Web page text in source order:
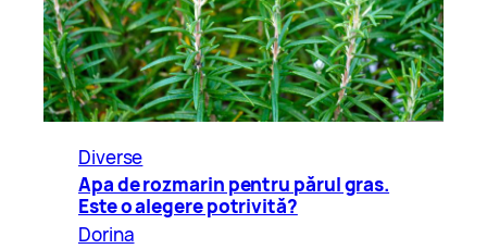
Diverse
Apa de rozmarin pentru părul gras.
Este o alegere potrivită?
Dorina